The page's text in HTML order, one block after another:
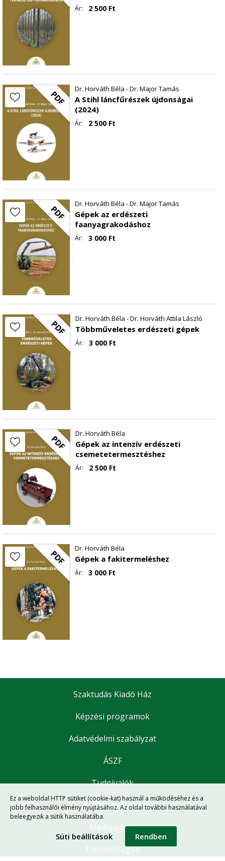
Ár: 2 500 Ft
PDF Dr. Horváth Béla - Dr. Major Tamás
A Stihl láncfűrészek újdonságai
(2024)
Ár: 2 500 Ft
PDF Dr. Horváth Béla - Dr. Major Tamás
Gépek az erdészeti
faanyagrakodáshoz
Ár: 3 000 Ft
PDF Dr. Horváth Béla - Dr. Horváth Attila László
Többműveletes erdészeti gépek
Ár: 3 000Ft
PDF Dr. Horváth Béla
Gépek az intenzív erdészeti
csemetetermesztéshez
Ár: 2 500Ft
PDF Dr. Horváth Béla
Gépek a fakitermeléshez
Ár: 3 000 Ft
Szaktudás Kiadó Ház
Képzési programok
Adatvédelmi szabályzat
ÁSZF
Tudnivalók
Szállítás és fizetés
Médiaajánló
Elérhetőségek
Ez a weboldal HTTP sütiket (cookie-kat) használ a működéséhez és a
jobb felhasználói élmény nyújtásához. Az oldal további használatával
beleegyezik a sütik használatába.
Süti beállítások Rendben